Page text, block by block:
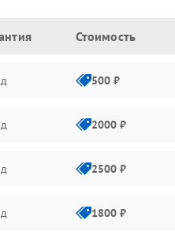
Стоимость
500 ₽
2000 ₽
2500 ₽
1800 ₽